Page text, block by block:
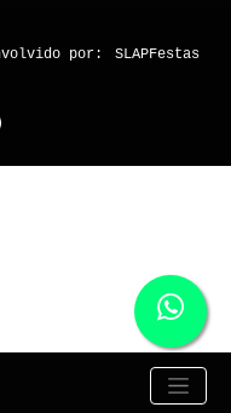
por:
SLAPFestas